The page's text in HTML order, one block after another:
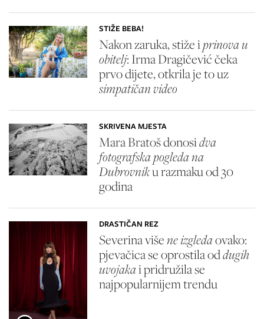
STIŽE BEBA!
Nakon zaruka, stiže iprinova u
obitelj: Irma Dragičević čeka
prvo dijete, otkrila je to uz
simpatičan video
SKRIVENA MJESTA
Mara Bratoš donosidva
fotografska pogleda na
Dubrovniku razmaku od 30
godina
DRASTIČAN REZ
Severina višene izgledaovako:
pjevačica se oprostila oddugih
uvojakai pridružila se
najpopularnijem trendu